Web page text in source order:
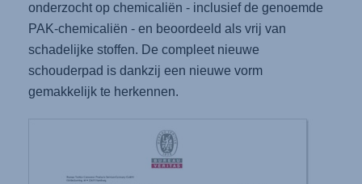
onderzocht op chemicaliën - inclusief de genoemde
PAK-chemicaliën - en beoordeeld als vrij van
schadelijke stoffen. De compleet nieuwe
schouderpad is dankzij een nieuwe vorm
gemakkelijk te herkennen.